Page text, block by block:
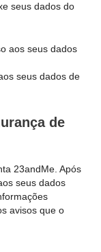
seus dados do
seus dados de
de
23andMe. Após
seus dados
avisos que o